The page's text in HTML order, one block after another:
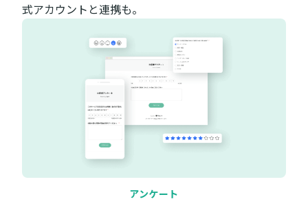
式アカウントと連携も。
アンケート